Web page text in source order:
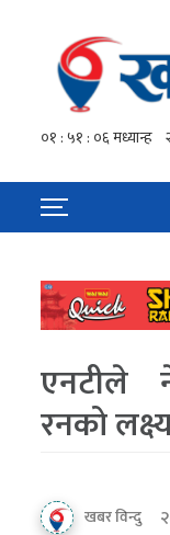
एनटीले
रनको
खबर विन्दु